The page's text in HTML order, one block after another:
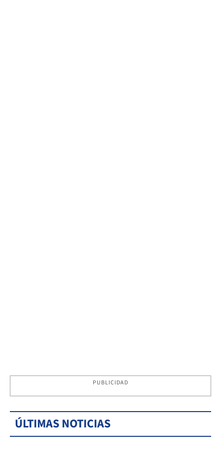
PUBLICIDAD
ÚLTIMAS NOTICIAS